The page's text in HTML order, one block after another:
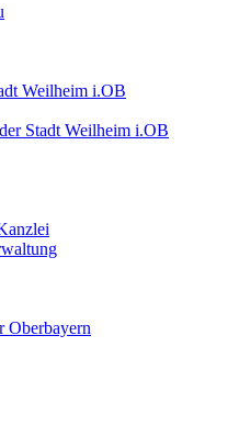
Weilheim i.OB
Stadt Weilheim i.OB
Oberbayern